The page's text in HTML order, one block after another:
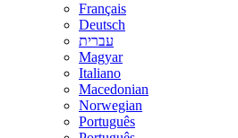
Français
Deutsch
עברית
Magyar
Italiano
Macedonian
Norwegian
Português